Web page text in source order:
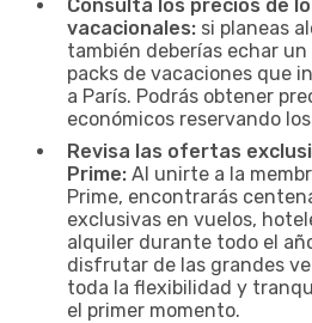
Consulta los precios de
vacacionales: si planeas
también deberías echar
packs de vacaciones que
a París. Podrás obtener
económicos reservando
Revisa las ofertas
Prime: Al unirte a la
Prime, encontrarás
exclusivas en vuelos,
alquiler durante todo el
disfrutar de las grandes
toda la flexibilidad y
el primer momento.